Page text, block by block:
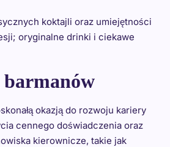
koktajli oraz umiejętności
oryginalne drinki i ciekawe
okazją do rozwoju kariery
cennego doświadczenia oraz
kierownicze, takie jak